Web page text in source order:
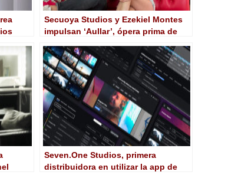
Secuoya Studios y Ezekiel Montes
impulsan ‘Aullar’, ópera prima de
Seven.One Studios, primera
distribuidora en utilizar la app de